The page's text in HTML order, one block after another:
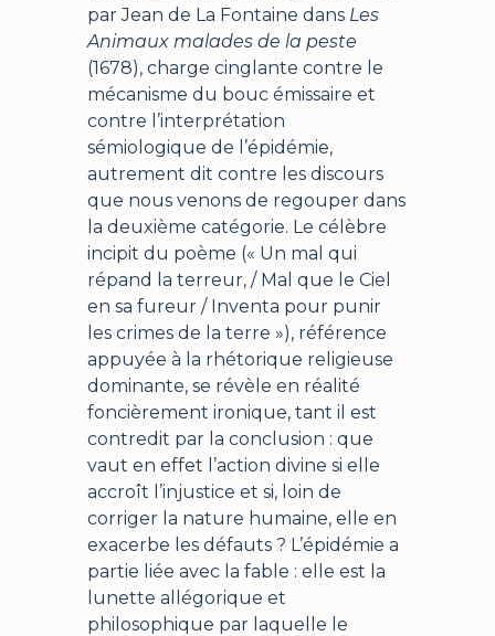
par Jean de La Fontaine dans Les
Animaux malades de la peste
(1678), charge cinglante contre le
mécanisme du bouc émissaire et
contre l’interprétation
sémiologique de l’épidémie,
autrement dit contre les discours
que nous venons de regouper dans
la deuxième catégorie. Le célèbre
incipit du poème (« Un mal qui
répand la terreur, / Mal que le Ciel
en sa fureur / Inventa pour punir
les crimes de la terre »), référence
appuyée à la rhétorique religieuse
dominante, se révèle en réalité
foncièrement ironique, tant il est
contredit par la conclusion : que
vaut en effet l’action divine si elle
accroît l’injustice et si, loin de
corriger la nature humaine, elle en
exacerbe les défauts ? L’épidémie a
partie liée avec la fable : elle est la
lunette allégorique et
philosophique par laquelle le